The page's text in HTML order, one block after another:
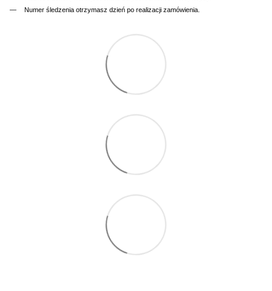
Numer śledzenia otrzymasz dzień po realizacji zamówienia.